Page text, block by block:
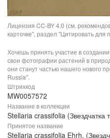
Лицензия CC-BY 4.0 (см.
карточке", раздел "Цитировать для
Хочешь принять участие в
свои фотографии растений в
они станут частью нашего нового
Russia".
Штрихкод
MW0057572
Название в коллекции
Stellaria crassifolia (Звездчатка
Принятое название
Stellaria crassifolia Ehrh.